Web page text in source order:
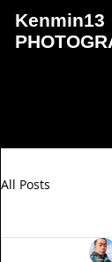
Kenmin13
All Posts